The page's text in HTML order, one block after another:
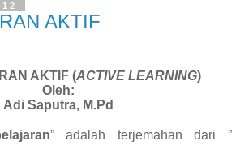
AKTIF
AKTIF (ACTIVE LEARNING)
Oleh:
Adi Saputra, M.Pd
” adalah terjemahan dari ”